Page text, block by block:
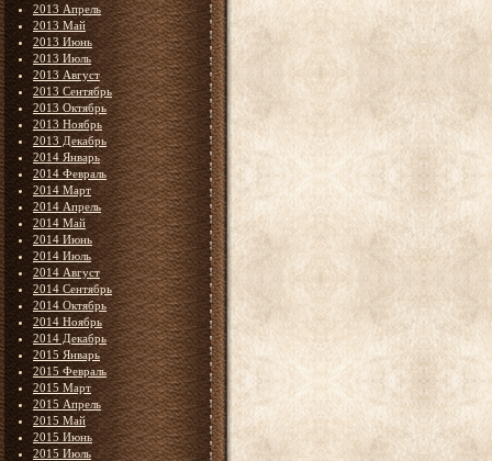
2013 Апрель
2013 Май
2013 Июнь
2013 Июль
2013 Август
2013 Сентябрь
2013 Октябрь
2013 Ноябрь
2013 Декабрь
2014 Январь
2014 Февраль
2014 Март
2014 Апрель
2014 Май
2014 Июнь
2014 Июль
2014 Август
2014 Сентябрь
2014 Октябрь
2014 Ноябрь
2014 Декабрь
2015 Январь
2015 Февраль
2015 Март
2015 Апрель
2015 Май
2015 Июнь
2015 Июль